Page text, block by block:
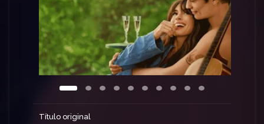
Título original